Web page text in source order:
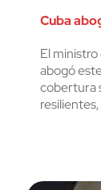
Cuba
El
abogó
cobertura